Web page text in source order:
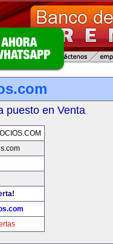
puesto en Venta